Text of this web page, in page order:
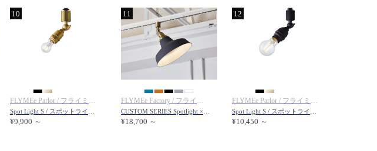
10
¥9,900 ～
11
¥18,700 ～
12
¥10,450 ～